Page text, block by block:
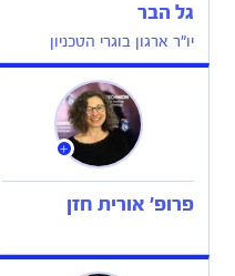
גל הבר
יו"ר ארגון בוגרי הטכניון
פרופ' אורית חזן